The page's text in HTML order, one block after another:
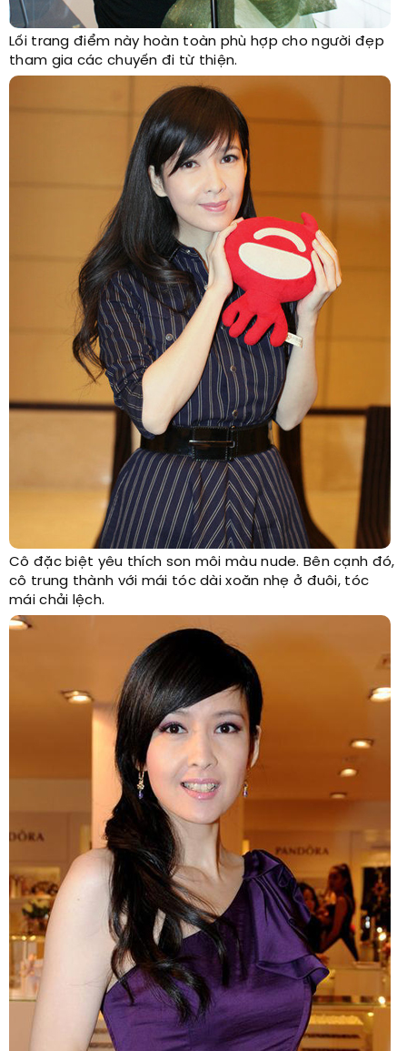
Lối trang điểm này hoàn toàn phù hợp cho người đẹp
tham gia các chuyến đi từ thiện.
Cô đặc biệt yêu thích son môi màu nude. Bên cạnh đó,
cô trung thành với mái tóc dài xoăn nhẹ ở đuôi, tóc
mái chải lệch.